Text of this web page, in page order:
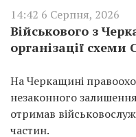
14:42 6 Серпня, 2026
Військового з
організації схеми
На Черкащині
незаконного
отримав
частин.